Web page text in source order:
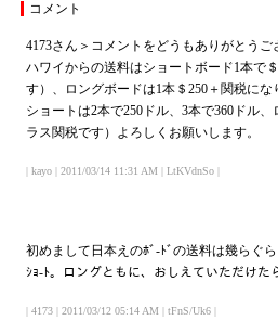
コメント
4173さん＞コメントをどうもありがとうご
ハワイからの送料はショートボード1本で
す）、ロングボードは1本＄250＋関税にな
ショートは2本で250ドル、3本で360ドル
ラス関税です）よろしくお願いします。
| kayo | 2011/03/14 11:31 AM | LtKVdnSo |
初めまして日本えのﾎﾞ-ﾄﾞの送料は幾らぐ
ｼｮ-ﾄ。ロングともに、おしえていただけた
| 4173 | 2011/03/12 05:14 AM | tFnS/Uk6 |